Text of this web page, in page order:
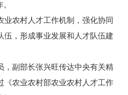
农村人才工作机制，强化协同
伍，形成事业发展和人才队伍建
副部长张兴旺传达中央有关精
《农业农村部农业农村人才工作